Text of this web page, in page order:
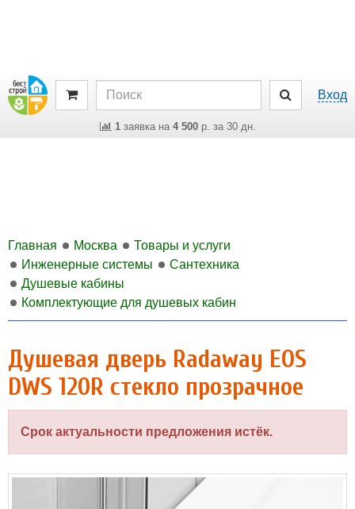
Вход
1заявка на 4 500р. за 30 дн.
Главная Москва
Товары и услуги
Инженерные системы
Сантехника
Душевые кабины
Комплектующие для душевых кабин
Душевая дверь Radaway EOS
DWS 120R стекло прозрачное
Срок актуальности предложения истёк.